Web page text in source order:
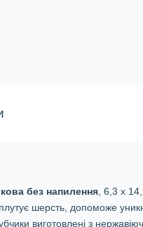
без напилення , 6,3 х
шерсть, допоможе
виготовлені з